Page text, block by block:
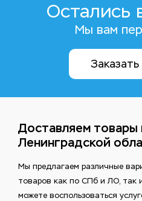
Остались
Мы вам
Доставляем товары
Ленинградской
Мы предлагаем различные
товаров как по СПб и ЛО, так
можете воспользоваться